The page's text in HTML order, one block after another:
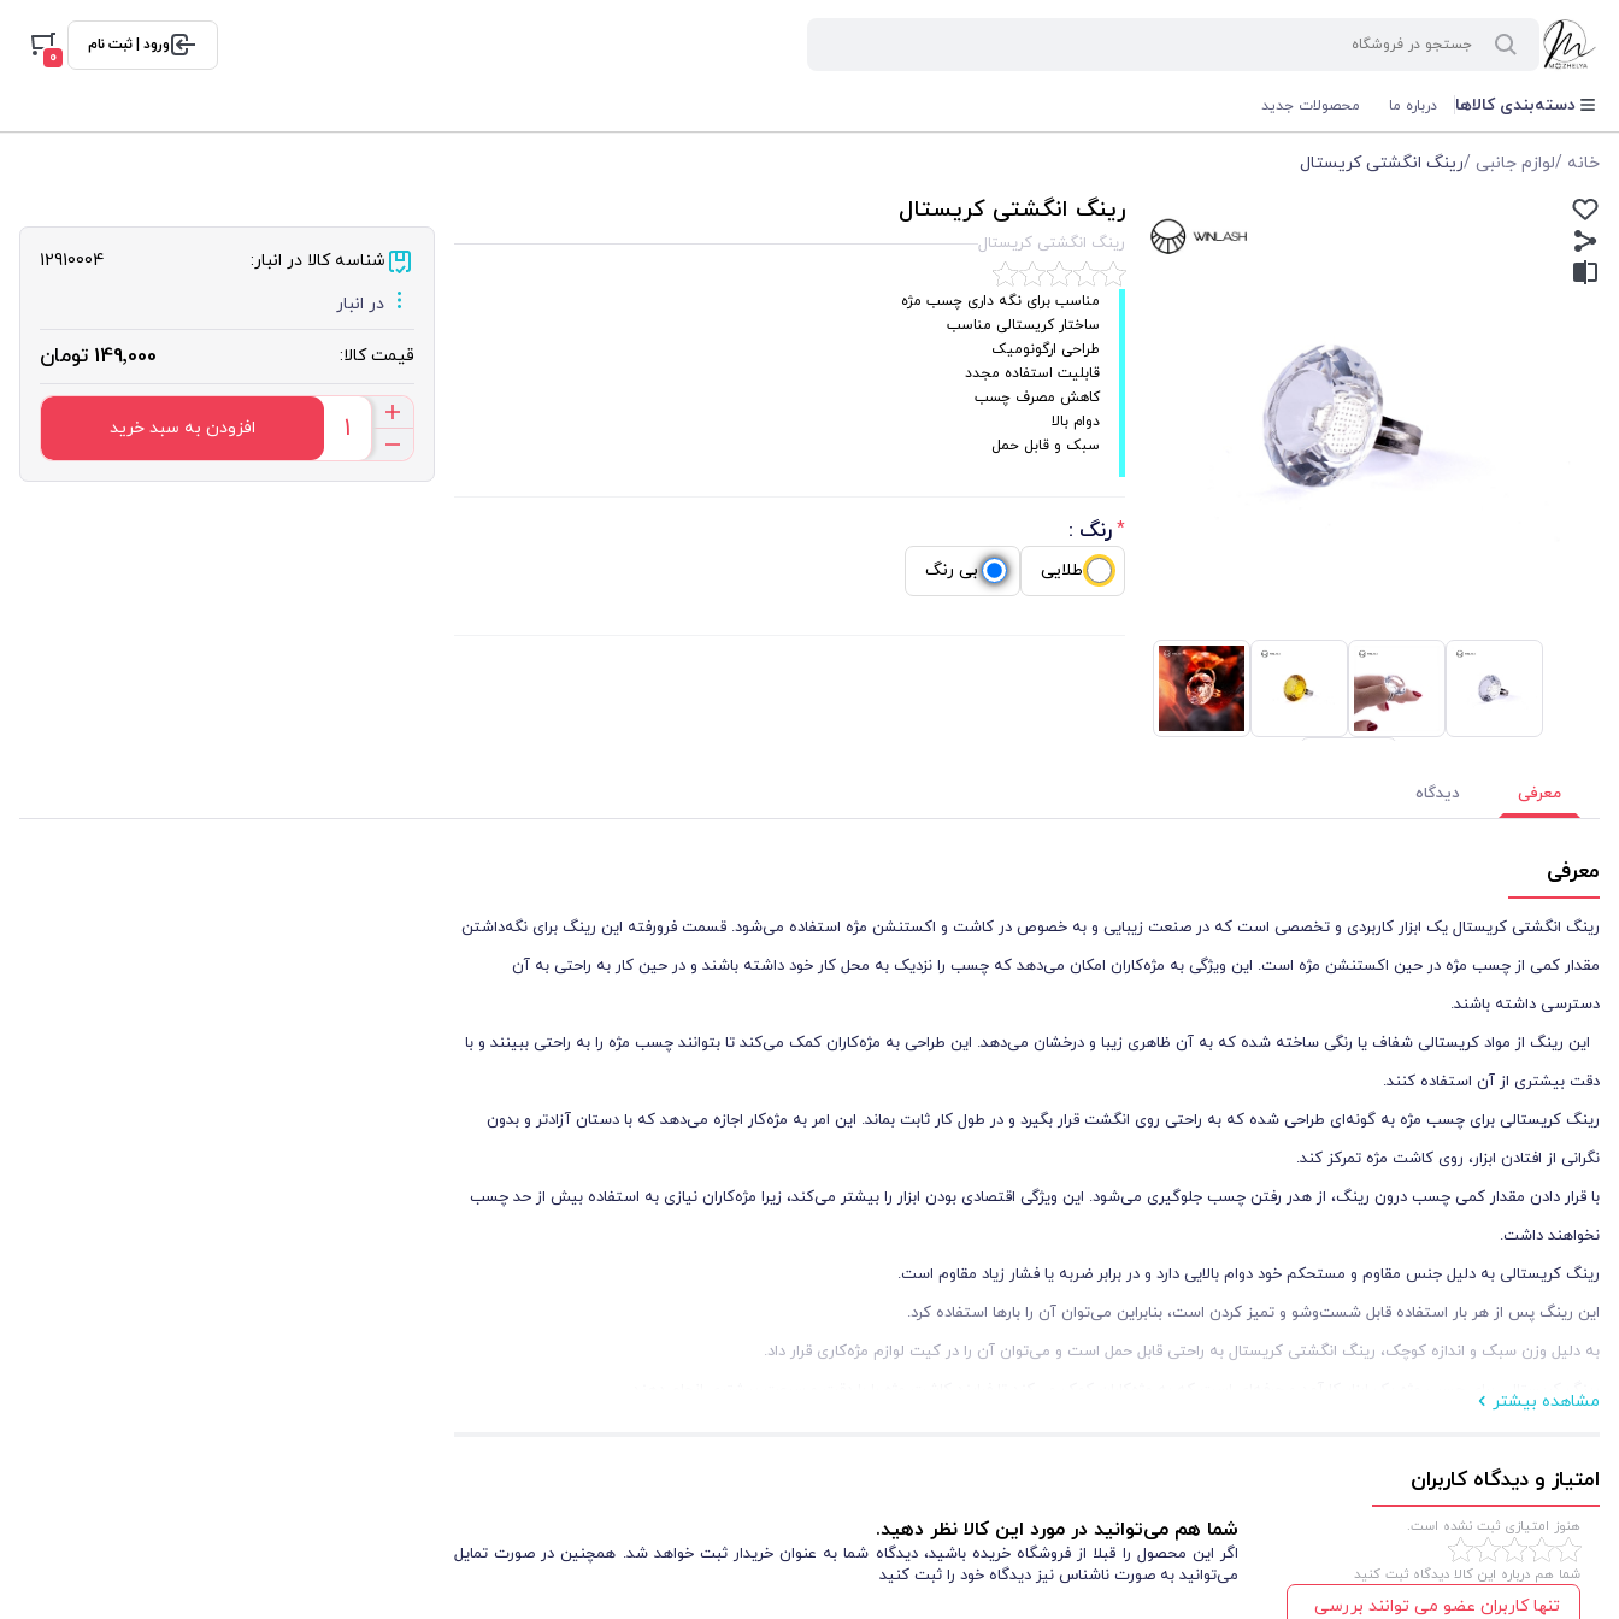
ورود | ثبت نام
0
دسته‌بندی کالاها درباره ما محصولات جدید
خانه /لوازم جانبی /رینگ انگشتی کریستال
رینگ انگشتی کریستال
رینگ انگشتی کریستال
مناسب برای نگه ‌داری چسب مژه
ساختار کریستالی مناسب
طراحی ارگونومیک
قابلیت استفاده مجدد
کاهش مصرف چسب
دوام بالا
سبک و قابل حمل
* رنگ :
طلایی بی رنگ
شناسه کالا در انبار:
12910004
در انبار
قیمت کالا: 149٬000 تومان
افزودن به سبد خرید
معرفی دیدگاه
معرفی
رینگ انگشتی کریستال یک ابزار کاربردی و تخصصی است که در صنعت زیبایی و به خصوص در کاشت و اکستنشن مژه استفاده می‌شود. قسمت فرورفته این رینگ برای نگه‌داشتن
مقدار کمی از چسب مژه در حین اکستنشن مژه است. این ویژگی به مژه‌کاران امکان می‌دهد که چسب را نزدیک به محل کار خود داشته باشند و در حین کار به راحتی به آن
دسترسی داشته باشند.
این رینگ از مواد کریستالی شفاف یا رنگی ساخته شده که به آن ظاهری زیبا و درخشان می‌دهد. این طراحی به مژه‌کاران کمک می‌کند تا بتوانند چسب مژه را به راحتی ببینند و با
دقت بیشتری از آن استفاده کنند.
رینگ کریستالی برای چسب مژه به گونه‌ای طراحی شده که به راحتی روی انگشت قرار بگیرد و در طول کار ثابت بماند. این امر به مژه‌کار اجازه می‌دهد که با دستان آزادتر و بدون
نگرانی از افتادن ابزار، روی کاشت مژه تمرکز کند.
با قرار دادن مقدار کمی چسب درون رینگ، از هدر رفتن چسب جلوگیری می‌شود. این ویژگی اقتصادی بودن ابزار را بیشتر می‌کند، زیرا مژه‌کاران نیازی به استفاده بیش از حد چسب
نخواهند داشت.
رینگ کریستالی به دلیل جنس مقاوم و مستحکم خود دوام بالایی دارد و در برابر ضربه یا فشار زیاد مقاوم است.
این رینگ پس از هر بار استفاده قابل شست‌وشو و تمیز کردن است، بنابراین می‌توان آن را بارها استفاده کرد.
به دلیل وزن سبک و اندازه کوچک، رینگ انگشتی کریستال به راحتی قابل حمل است و می‌توان آن را در کیت لوازم مژه‌کاری قرار داد.
رینگ کریستالی برای چسب مژه یک ابزار کارآمد و حرفه‌ای است که به مژه‌کاران کمک می‌کند تا فرایند کاشت مژه را با دقت و سرعت بیشتری انجام دهند.
مشاهده بیشتر
امتیاز و دیدگاه کاربران
هنوز امتیازی ثبت نشده است.
شما هم درباره این کالا دیدگاه ثبت کنید
تنها کاربران عضو می توانند بررسی
شما هم می‌توانید در مورد این کالا نظر دهید.
اگر این محصول را قبلا از فروشگاه خریده باشید، دیدگاه شما به عنوان خریدار ثبت خواهد شد. همچنین در صورت تمایل
می‌توانید به صورت ناشناس نیز دیدگاه خود را ثبت کنید